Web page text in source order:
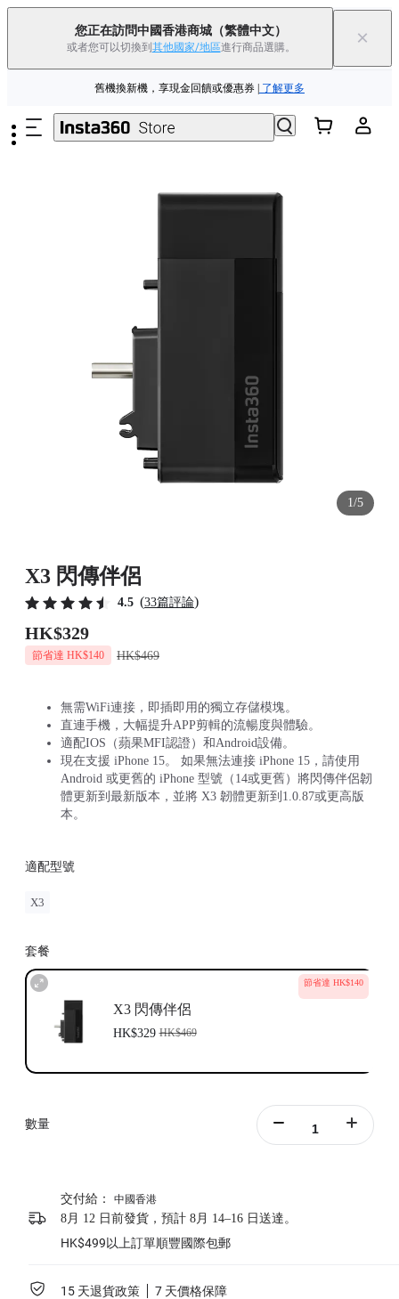
您正在訪問中國香港商城 （繁體中文）
或者您可以切換到 其他國家/地區進行商品選購。 ×
Insta360 Luna Ultra |現已上市| 免運費
舊機換新機，享現金回饋或優惠券 了解更多
Insta360 Luna Ultra 香港限定人氣套裝 | 現已上市 |免運費
1/5
X3 閃傳伴侶
4.5 (33篇評論)
HK$329
節省達 HK$140 HK$469
無需WiFi連接，即插即用的獨立存儲模塊。
直連手機，大幅提升APP剪輯的流暢度與體驗。
適配IOS（蘋果MFI認證）和Android設備。
現在支援 iPhone 15。 如果無法連接 iPhone 15，請使用
Android 或更舊的 iPhone 型號（14或更舊）將閃傳伴侶韌
體更新到最新版本，並將 X3 韌體更新到1.0.87或更高版
本。
適配型號
X3
套餐
節省達 HK$140
X3 閃傳伴侶
HK$329 HK$469
數量
交付給： 中國香港
8月 12 日前發貨，預計 8月 14–16 日送達。
HK$499以上訂單順豐國際包郵
15 天退貨政策 7 天價格保障